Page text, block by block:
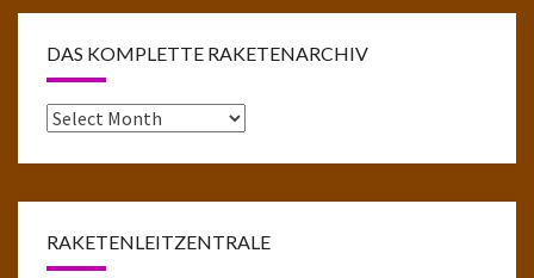
DAS KOMPLETTE RAKETENARCHIV
Das
RAKETENLEITZENTRALE